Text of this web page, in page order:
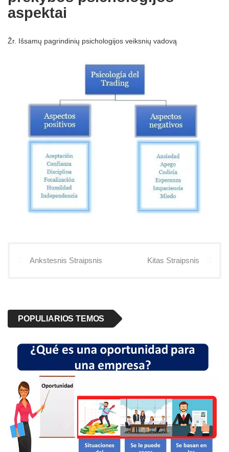
aspektai
Žr. Išsamų pagrindinių psichologijos veiksnių vadovą
Ankstesnis Straipsnis Kitas Straipsnis
POPULIARIOS TEMOS